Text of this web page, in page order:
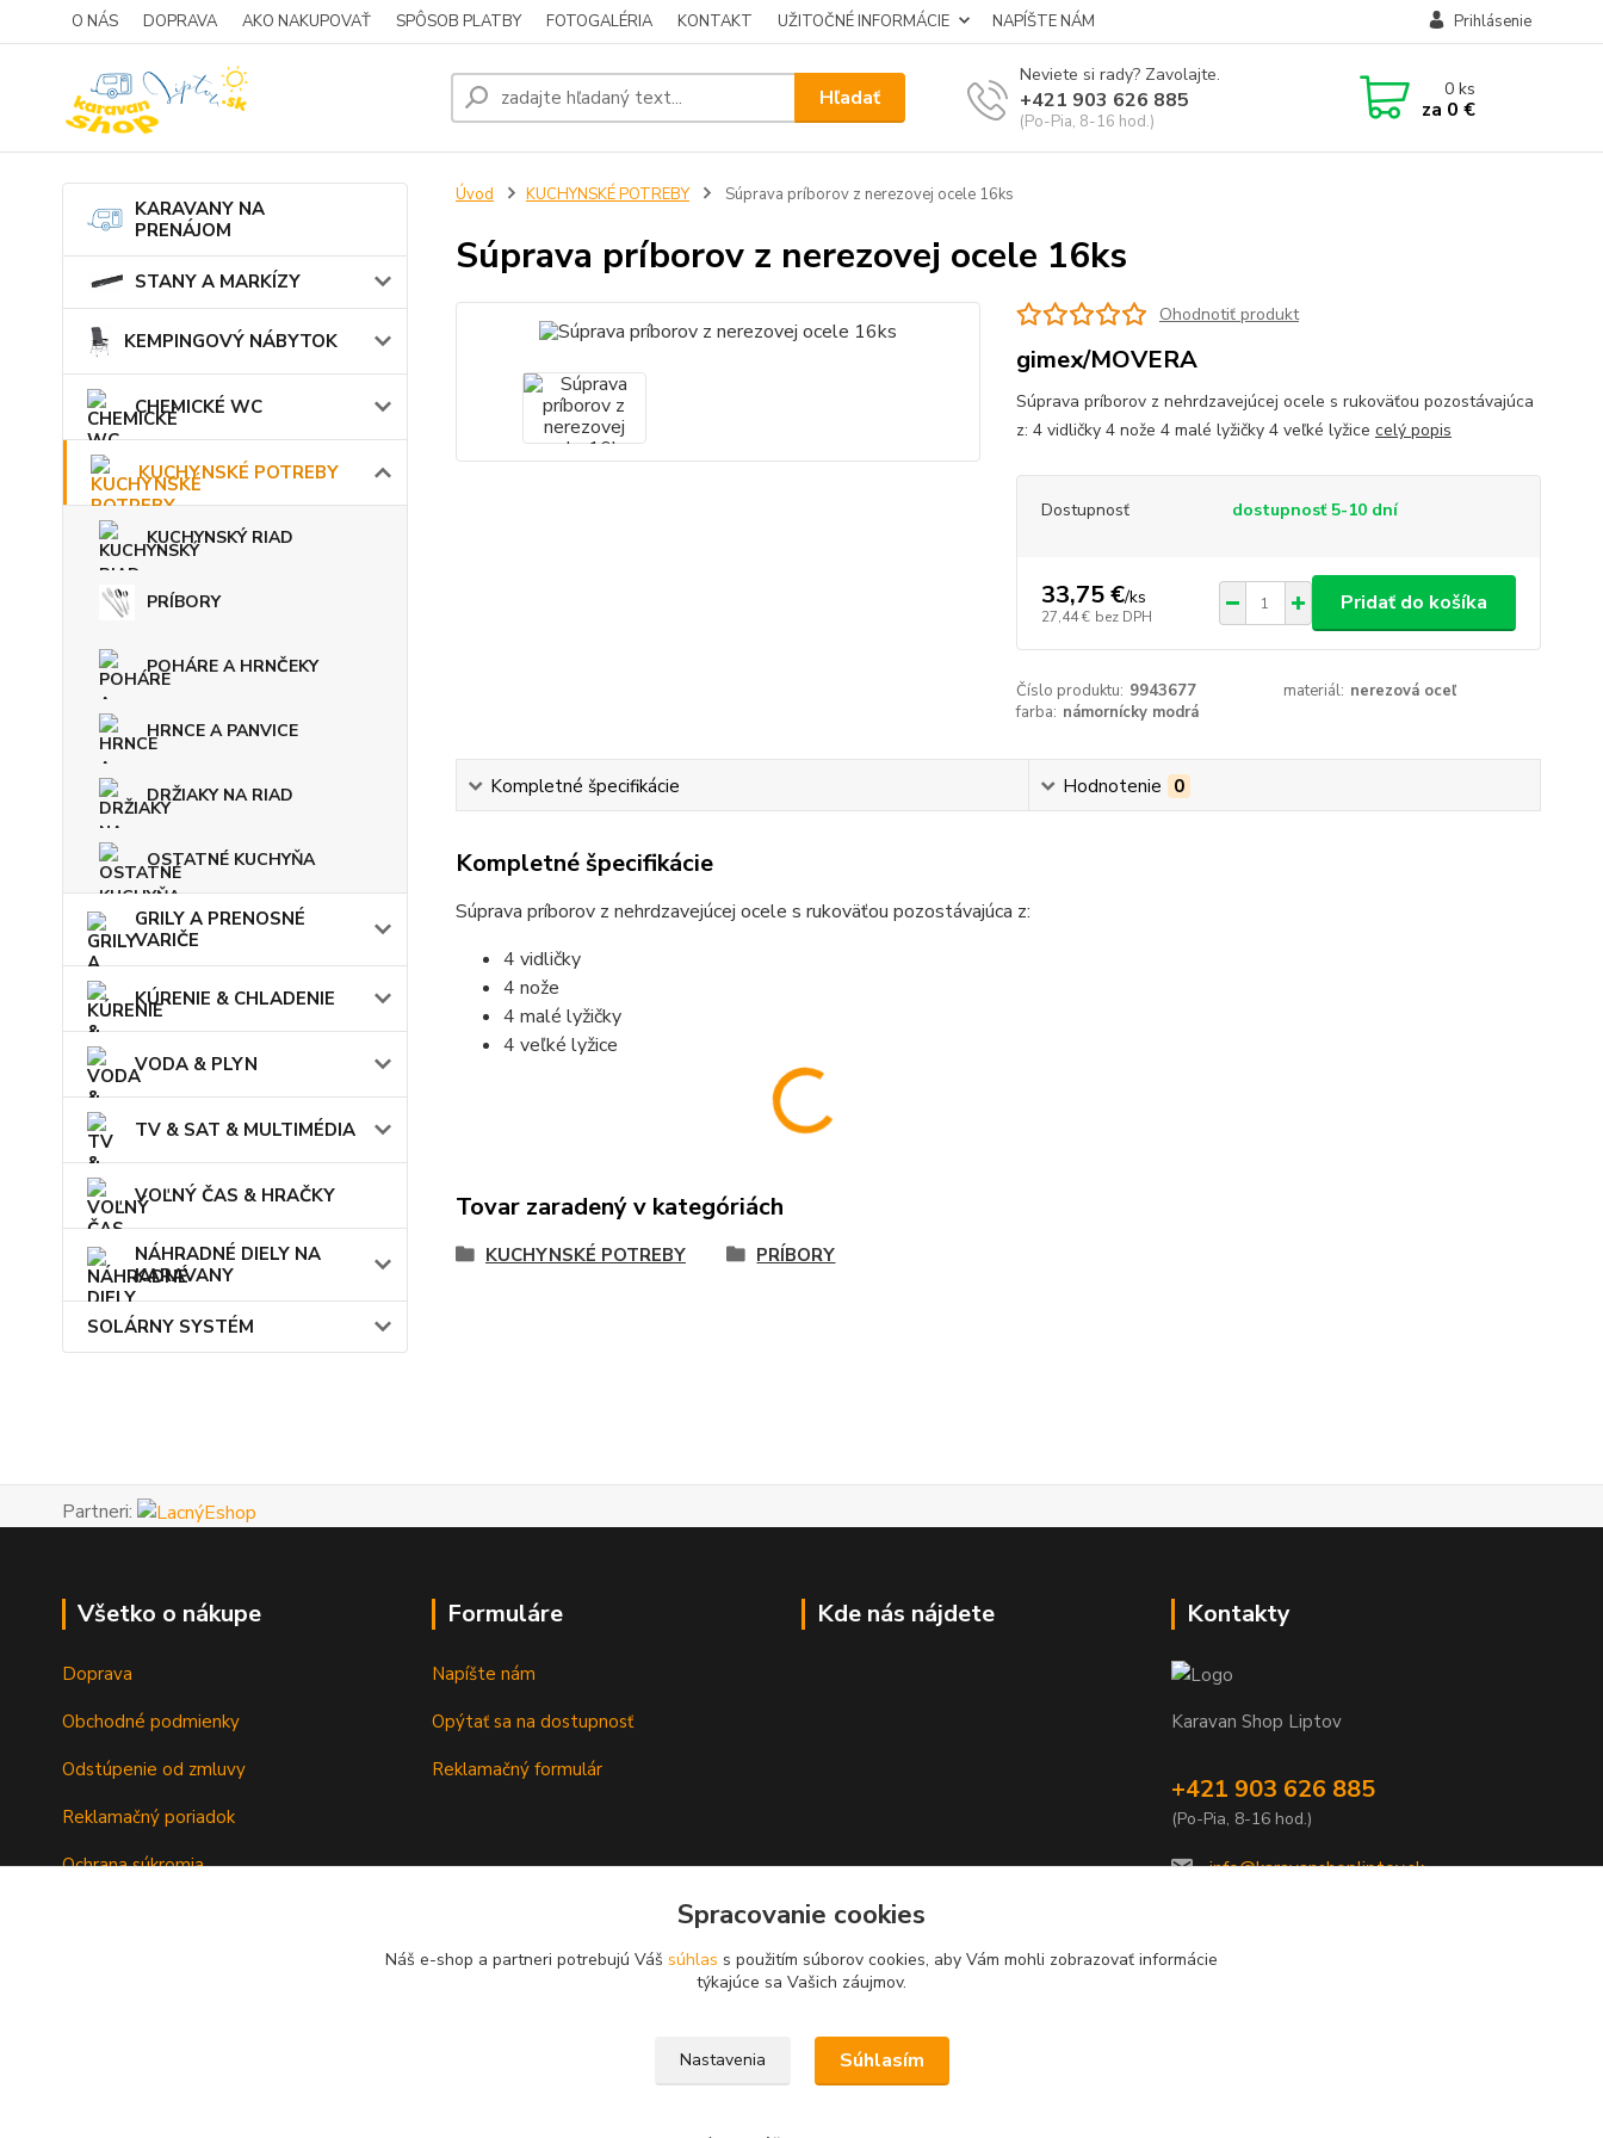
O NÁS DOPRAVA AKO NAKUPOVAŤ SPÔSOB PLATBY FOTOGALÉRIA KONTAKT UŽITOČNÉ INFORMÁCIE NAPÍŠTE NÁM Prihlásenie
Hľadať
Neviete si rady? Zavolajte.
+421 903 626 885
(Po-Pia, 8-16 hod.)
0ks
za 0 €
KARAVANY NA
PRENÁJOM
STANY A MARKÍZY
KEMPINGOVÝ NÁBYTOK
CHEMICKÉ WC
KUCHYNSKÉ POTREBY
KUCHYNSKÝ RIAD
PRÍBORY
POHÁRE A HRNČEKY
HRNCE A PANVICE
DRŽIAKY NA RIAD
OSTATNÉ KUCHYŇA
GRILY A PRENOSNÉ
VARIČE
KÚRENIE & CHLADENIE
VODA & PLYN
TV & SAT & MULTIMÉDIA
VOĽNÝ ČAS & HRAČKY
NÁHRADNÉ DIELY NA
KARAVANY
SOLÁRNY SYSTÉM
Úvod KUCHYNSKÉ POTREBY Súprava príborov z nerezovej ocele 16ks
Súprava príborov z nerezovej ocele 16ks
Ohodnotiť produkt
gimex/MOVERA
Súprava príborov z nehrdzavejúcej ocele s rukoväťou pozostávajúca
z: 4 vidličky 4 nože 4 malé lyžičky 4 veľké lyžice celý popis
Dostupnosť dostupnosť 5-10 dní
33,75 €/ks
27,44 € bez DPH
Pridať do košíka
Číslo produktu: 9943677 materiál: nerezová oceľ
farba: námornícky modrá
Kompletné špecifikácie Hodnotenie 0
Kompletné špecifikácie
Súprava príborov z nehrdzavejúcej ocele s rukoväťou pozostávajúca z:
4 vidličky
4 nože
4 malé lyžičky
4 veľké lyžice
Tovar zaradený v kategóriách
KUCHYNSKÉ POTREBY PRÍBORY
Partneri:
Všetko o nákupe
Doprava
Obchodné podmienky
Odstúpenie od zmluvy
Reklamačný poriadok
Ochrana súkromia
Formuláre
Napíšte nám
Opýtať sa na dostupnosť
Reklamačný formulár
Kde nás nájdete Kontakty
Karavan Shop Liptov
+421 903 626 885
(Po-Pia, 8-16 hod.)
info@karavanshopliptov.sk
Spracovanie cookies
Náš e-shop a partneri potrebujú Váš súhlas s použitím súborov cookies, aby Vám mohli zobrazovať informácie
týkajúce sa Vašich záujmov.
Nastavenia Súhlasím